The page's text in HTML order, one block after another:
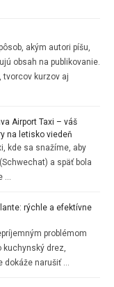
akým autori píšu,
obsah na publikovanie.
tvorcov kurzov aj
Airport Taxi – váš
na letisko viedeň
kde sa snažíme, aby
a späť bola
…
rýchle a efektívne
problémom
kuchynský drez,
dokáže narušiť …